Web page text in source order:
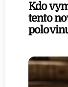
Kdo
tento